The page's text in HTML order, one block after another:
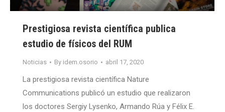
Prestigiosa revista científica publica
estudio de físicos del RUM
Noticias By idem.osorio abril 17, 2020
La prestigiosa revista científica Nature
Communications publicó un estudio que realizaron
los doctores Sergiy Lysenko, Armando Rúa y Félix E.